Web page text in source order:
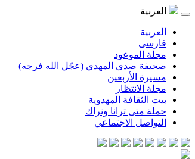
العربية
العربية
فارسی
مجلة الموعود
صحيفة صدى المهدي (عجّل الله فرجه)
مسيرة الأربعين
مجلة الانتظار
بيت الثقافة المهدوية
حملة متى ترانا ونراك
التواصل الاجتماعي